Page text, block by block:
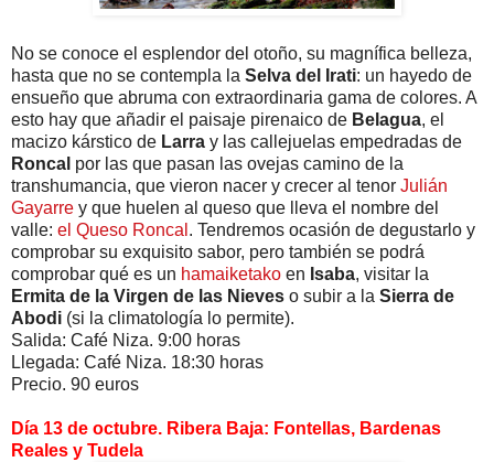
No se conoce el esplendor del otoño, su magnífica belleza,
hasta que no se contempla la Selva del Irati: un hayedo de
ensueño que abruma con extraordinaria gama de colores. A
esto hay que añadir el paisaje pirenaico de Belagua, el
macizo kárstico de Larra y las callejuelas empedradas de
Roncal por las que pasan las ovejas camino de la
transhumancia, que vieron nacer y crecer al tenor Julián
Gayarre y que huelen al queso que lleva el nombre del
valle: el Queso Roncal . Tendremos ocasión de degustarlo y
comprobar su exquisito sabor, pero también se podrá
comprobar qué es un hamaiketako en Isaba, visitar la
Ermita de la Virgen de las Nieves o subir a la Sierra de
Abodi (si la climatología lo permite).
Salida: Café Niza. 9:00 horas
Llegada: Café Niza. 18:30 horas
Precio. 90 euros
Día 13 de octubre. Ribera Baja: Fontellas, Bardenas
Reales y Tudela